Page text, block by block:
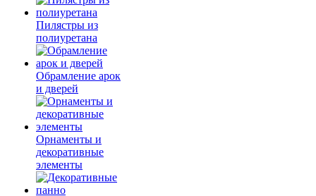
Пилястры из
полиуретана
Обрамление арок
и дверей
Орнаменты и
декоративные
элементы